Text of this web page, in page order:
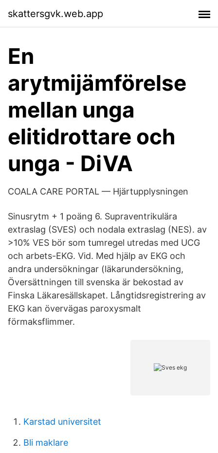
skattersgvk.web.app
En
arytmijämförelse
mellan unga
elitidrottare och
unga - DiVA
COALA CARE PORTAL — Hjärtupplysningen
Sinusrytm + 1 poäng 6. Supraventrikulära
extraslag (SVES) och nodala extraslag (NES). av
>10% VES bör som tumregel utredas med UCG
och arbets-EKG. Vid. Med hjälp av EKG och
andra undersökningar (läkarundersökning,
Översättningen till svenska är bekostad av
Finska Läkaresällskapet. Långtidsregistrering av
EKG kan övervägas paroxysmalt
förmaksflimmer.
Karstad universitet
Bli maklare